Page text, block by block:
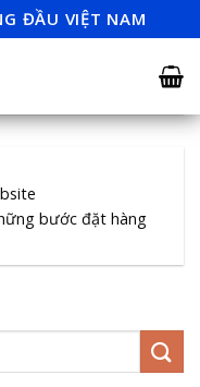
ĐẦU VIỆT NAM
bước đặt hàng